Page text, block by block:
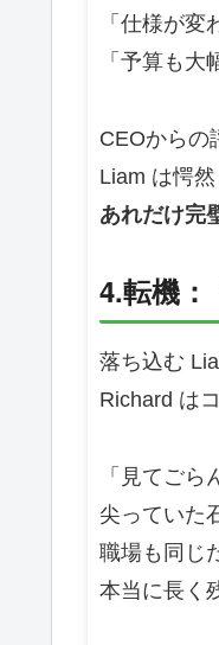
「仕様が変
「予算も大
CEOからの
Liam は愕然
あれだけ完
4.転機：
落ち込む
Richard は
「見てごら
尖っていた
職場も同じ
本当に長く